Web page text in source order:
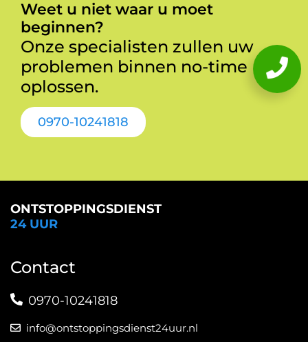
Weet u niet waar u moet
beginnen?
Onze specialisten zullen uw
problemen binnen no-time
oplossen.
0970-10241818
ONTSTOPPINGSDIENST
24 UUR
Contact
0970-10241818
info@ontstoppingsdienst24uur.nl